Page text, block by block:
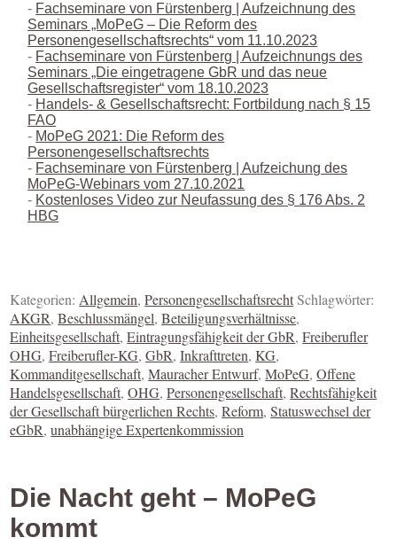
Fachseminare von Fürstenberg | Aufzeichnung des
Seminars „MoPeG – Die Reform des
Personengesellschaftsrechts“ vom 11.10.2023
Fachseminare von Fürstenberg | Aufzeichnungs des
Seminars „Die eingetragene GbR und das neue
Gesellschaftsregister“ vom 18.10.2023
Handels- & Gesellschaftsrecht: Fortbildung nach § 15
FAO
MoPeG 2021: Die Reform des
Personengesellschaftsrechts
Fachseminare von Fürstenberg | Aufzeichung des
MoPeG-Webinars vom 27.10.2021
Kostenloses Video zur Neufassung des § 176 Abs. 2
HBG
Kategorien:Allgemein,PersonengesellschaftsrechtSchlagwörter:
AKGR,Beschlussmängel,Beteiligungsverhältnisse,
Einheitsgesellschaft,Eintragungsfähigkeit der GbR,Freiberufler
OHG,Freiberufler-KG,GbR,Inkrafttreten,KG,
Kommanditgesellschaft,Mauracher Entwurf,MoPeG,Offene
Handelsgesellschaft,OHG,Personengesellschaft,Rechtsfähigkeit
der Gesellschaft bürgerlichen Rechts,Reform,Statuswechsel der
eGbR,unabhängige Expertenkommission
Die Nacht geht – MoPeG
kommt